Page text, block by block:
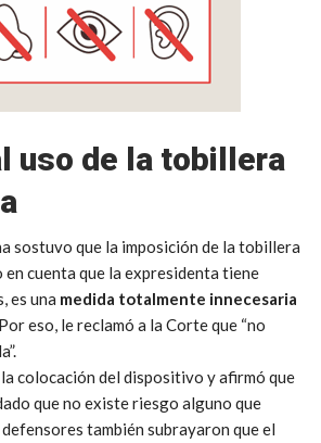
uso de la tobillera
sostuvo que la imposición de la tobillera
cuenta que la expresidenta tiene
es una medida totalmente innecesaria
eso, le reclamó a la Corte que “no
colocación del dispositivo y afirmó que
que no existe riesgo alguno que
defensores también subrayaron que el